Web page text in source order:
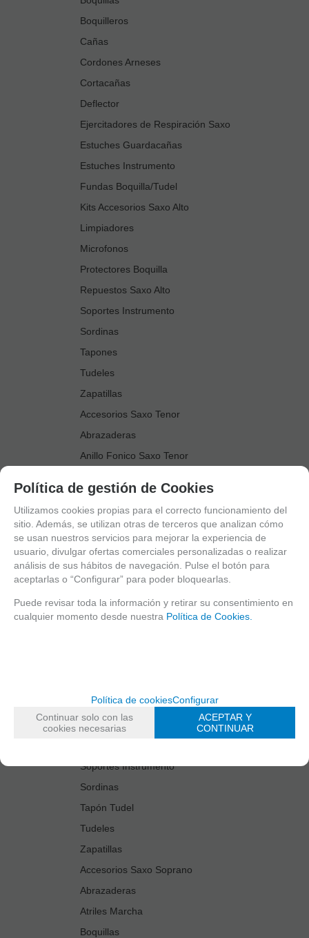
Boquilleros
Cañas
Cordones Arneses
Cortacañas
Deflector
Ejercitadores de Respiración Saxo
Estuches Guardacañas
Estuches Instrumento
Fundas Boquilla/Tudel
Kits Accesorios Saxo Alto
Limpiadores
Microfonos
Protectores Boquilla
Repuestos Saxo Alto
Soportes Instrumento
Sordinas
Tapones
Tudeles
Zapatillas
Accesorios Saxo Tenor
Abrazaderas
Anillo Fonico Saxo Tenor
Boquillas
Boquilleros
Cañas
Cortacañas
Deflector Saxo Tenor
Estuches Guardacañas
Limpiadores
Protectores Boquilla
Soportes Instrumento
Sordinas
Tapón Tudel
Tudeles
Zapatillas
Accesorios Saxo Soprano
Abrazaderas
Atriles Marcha
Boquillas
Política de gestión de Cookies
Utilizamos cookies propias para el correcto funcionamiento del
sitio. Además, se utilizan otras de terceros que analizan cómo
se usan nuestros servicios para mejorar la experiencia de
usuario, divulgar ofertas comerciales personalizadas o realizar
análisis de sus hábitos de navegación. Pulse el botón para
aceptarlas o “Configurar” para poder bloquearlas.
Puede revisar toda la información y retirar su consentimiento en
cualquier momento desde nuestra Política de Cookies.
Política de cookiesConfigurar
Continuar solo con las
cookies necesarias
ACEPTAR Y
CONTINUAR